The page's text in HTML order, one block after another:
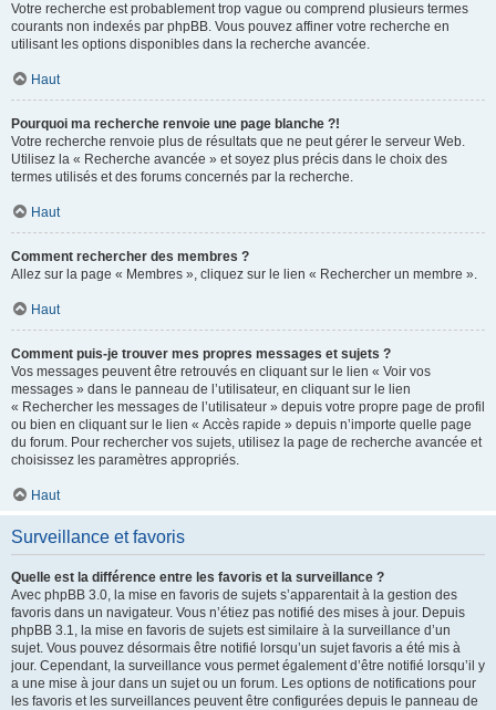
Votre recherche est probablement trop vague ou comprend plusieurs termes
courants non indexés par phpBB. Vous pouvez affiner votre recherche en
utilisant les options disponibles dans la recherche avancée.
Haut
Pourquoi ma recherche renvoie une page blanche ?!
Votre recherche renvoie plus de résultats que ne peut gérer le serveur Web.
Utilisez la « Recherche avancée » et soyez plus précis dans le choix des
termes utilisés et des forums concernés par la recherche.
Haut
Comment rechercher des membres ?
Allez sur la page « Membres », cliquez sur le lien « Rechercher un membre ».
Haut
Comment puis-je trouver mes propres messages et sujets ?
Vos messages peuvent être retrouvés en cliquant sur le lien « Voir vos
messages » dans le panneau de l’utilisateur, en cliquant sur le lien
« Rechercher les messages de l’utilisateur » depuis votre propre page de profil
ou bien en cliquant sur le lien « Accès rapide » depuis n’importe quelle page
du forum. Pour rechercher vos sujets, utilisez la page de recherche avancée et
choisissez les paramètres appropriés.
Haut
Surveillance et favoris
Quelle est la différence entre les favoris et la surveillance ?
Avec phpBB 3.0, la mise en favoris de sujets s’apparentait à la gestion des
favoris dans un navigateur. Vous n’étiez pas notifié des mises à jour. Depuis
phpBB 3.1, la mise en favoris de sujets est similaire à la surveillance d’un
sujet. Vous pouvez désormais être notifié lorsqu’un sujet favoris a été mis à
jour. Cependant, la surveillance vous permet également d’être notifié lorsqu’il y
a une mise à jour dans un sujet ou un forum. Les options de notifications pour
les favoris et les surveillances peuvent être configurées depuis le panneau de